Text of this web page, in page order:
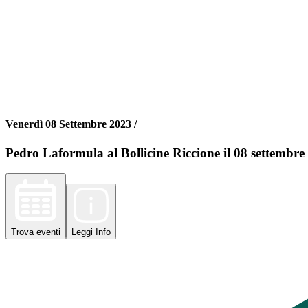
Venerdì 08 Settembre 2023 /
Pedro Laformula al Bollicine Riccione il 08 settembre
Trova eventi Leggi Info